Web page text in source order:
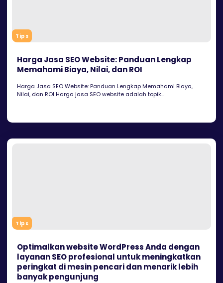
Tips
Harga Jasa SEO Website: Panduan Lengkap
Memahami Biaya, Nilai, dan ROI
Harga Jasa SEO Website: Panduan Lengkap Memahami Biaya,
Nilai, dan ROI Harga jasa SEO website adalah topik...
Tips
Optimalkan website WordPress Anda dengan
layanan SEO profesional untuk meningkatkan
peringkat di mesin pencari dan menarik lebih
banyak pengunjung